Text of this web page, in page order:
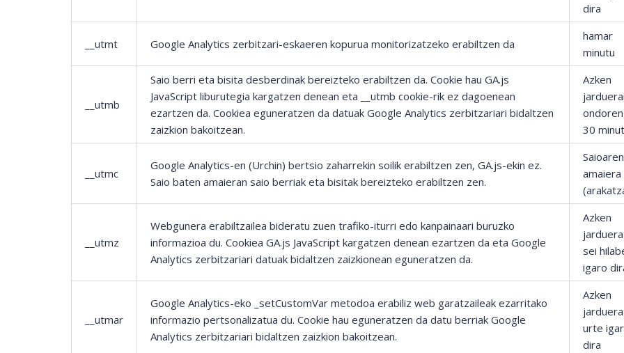
dira
__utmt Google Analytics zerbitzari-eskaeren kopurua monitorizatzeko erabiltzen da
hamar
minutu
__utmb
Saio berri eta bisita desberdinak bereizteko erabiltzen da. Cookie hau GA.js
JavaScript liburutegia kargatzen denean eta __utmb cookie-rik ez dagoenean
ezartzen da. Cookiea eguneratzen da datuak Google Analytics zerbitzariari bidaltzen
zaizkion bakoitzean.
Azken
30
__utmc
Google Analytics-en (Urchin) bertsio zaharrekin soilik erabiltzen zen, GA.js-ekin ez.
Saio baten amaieran saio berriak eta bisitak bereizteko erabiltzen zen.
Saioaren
amaiera
__utmz
Webgunera erabiltzailea bideratu zuen trafiko-iturri edo kanpainaari buruzko
informazioa du. Cookiea GA.js JavaScript kargatzen denean ezartzen da eta Google
Analytics zerbitzariari datuak bidaltzen zaizkionean eguneratzen da.
Azken
sei
igaro
__utmar
Google Analytics-eko _setCustomVar metodoa erabiliz web garatzaileak ezarritako
informazio pertsonalizatua du. Cookie hau eguneratzen da datu berriak Google
Analytics zerbitzariari bidaltzen zaizkion bakoitzean.
Azken
urte
dira